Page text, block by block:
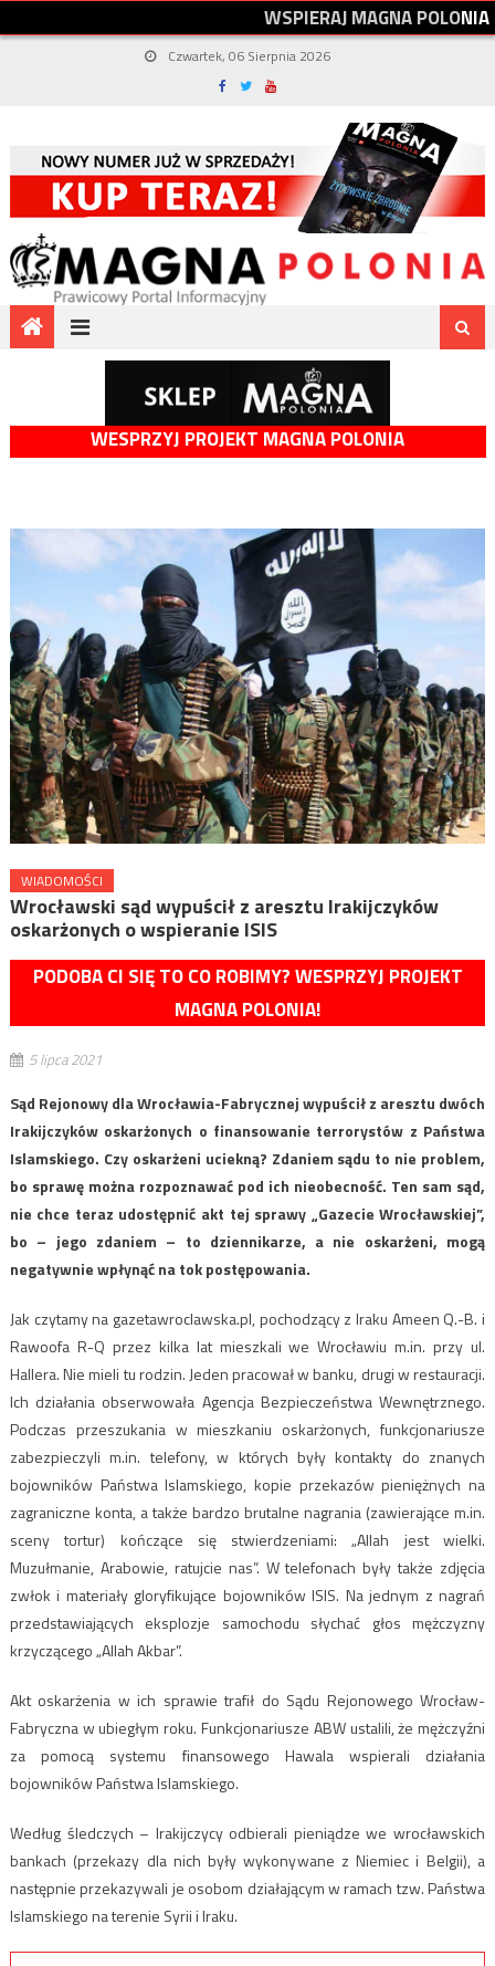
WSPIERAJMAGNAPOLONIA
Czwartek, 06 Sierpnia 2026
WESPRZYJ PROJEKT MAGNA POLONIA
WIADOMOŚCI
Wrocławski sąd wypuścił z aresztu Irakijczyków
oskarżonych o wspieranie ISIS
PODOBA CI SIĘ TO CO ROBIMY? WESPRZYJ PROJEKT
MAGNA POLONIA!
5 lipca 2021
Sąd Rejonowy dla Wrocławia-Fabrycznej wypuścił z aresztu dwóch
Irakijczyków oskarżonych o finansowanie terrorystów z Państwa
Islamskiego. Czy oskarżeni uciekną? Zdaniem sądu to nie problem,
bo sprawę można rozpoznawać pod ich nieobecność. Ten sam sąd,
nie chce teraz udostępnić akt tej sprawy „Gazecie Wrocławskiej”,
bo – jego zdaniem – to dziennikarze, a nie oskarżeni, mogą
negatywnie wpłynąć na tok postępowania.
Jak czytamy na gazetawroclawska.pl, pochodzący z Iraku Ameen Q.-B. i
Rawoofa R-Q przez kilka lat mieszkali we Wrocławiu m.in. przy ul.
Hallera. Nie mieli tu rodzin. Jeden pracował w banku, drugi w restauracji.
Ich działania obserwowała Agencja Bezpieczeństwa Wewnętrznego.
Podczas przeszukania w mieszkaniu oskarżonych, funkcjonariusze
zabezpieczyli m.in. telefony, w których były kontakty do znanych
bojowników Państwa Islamskiego, kopie przekazów pieniężnych na
zagraniczne konta, a także bardzo brutalne nagrania (zawierające m.in.
sceny tortur) kończące się stwierdzeniami: „Allah jest wielki.
Muzułmanie, Arabowie, ratujcie nas”. W telefonach były także zdjęcia
zwłok i materiały gloryfikujące bojowników ISIS. Na jednym z nagrań
przedstawiających eksplozje samochodu słychać głos mężczyzny
krzyczącego „Allah Akbar”.
Akt oskarżenia w ich sprawie trafił do Sądu Rejonowego Wrocław-
Fabryczna w ubiegłym roku. Funkcjonariusze ABW ustalili, że mężczyźni
za pomocą systemu finansowego Hawala wspierali działania
bojowników Państwa Islamskiego.
Według śledczych – Irakijczycy odbierali pieniądze we wrocławskich
bankach (przekazy dla nich były wykonywane z Niemiec i Belgii), a
następnie przekazywali je osobom działającym w ramach tzw. Państwa
Islamskiego na terenie Syrii i Iraku.